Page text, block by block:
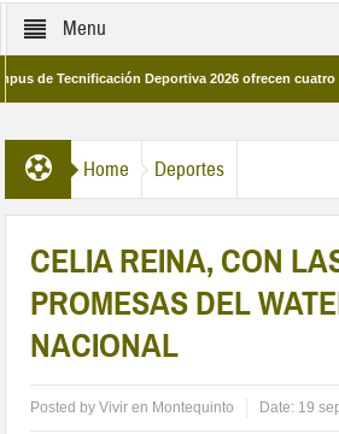
Menu
Tecnificación Deportiva 2026 ofrecen cuatro
Home Deportes
CELIA REINA, CON
PROMESAS DEL
NACIONAL
Posted byVivir en Montequinto Date: 19